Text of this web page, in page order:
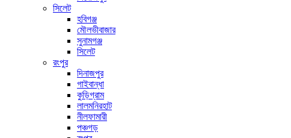
সিলেট
হবিগঞ্জ
মৌলভীবাজার
সুনামগঞ্জ
সিলেট
রংপুর
দিনাজপুর
গাইবান্ধা
কুড়িগ্রাম
লালমনিরহাট
নীলফামারী
পঞ্চগড়